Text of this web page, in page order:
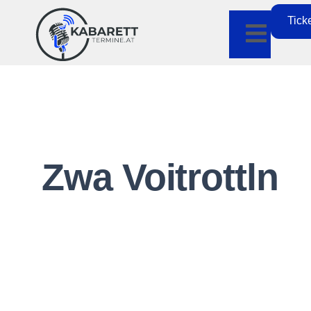
Zwa Voitrottln